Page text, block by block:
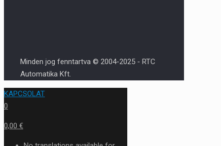
Minden jog fenntartva © 2004-2025 - RTC
Automatika Kft.
KAPCSOLAT
0
0,00 €